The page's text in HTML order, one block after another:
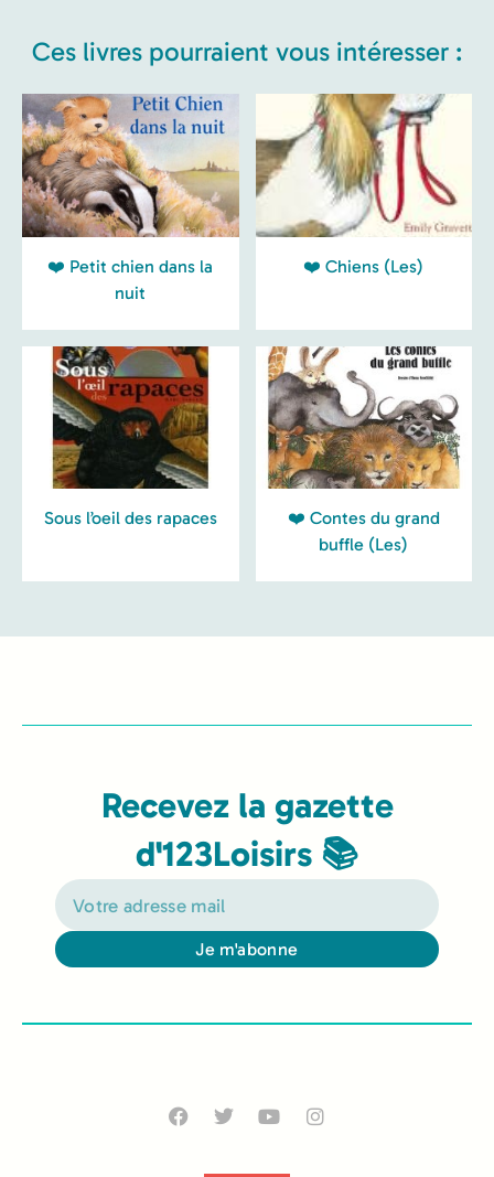
Ces livres pourraient vous intéresser :
❤️ Petit chien dans la
nuit
❤️ Chiens (Les)
Sous l’oeil des rapaces
❤️ Contes du grand
buffle (Les)
Recevez la gazette
d'123Loisirs 📚
Je m'abonne